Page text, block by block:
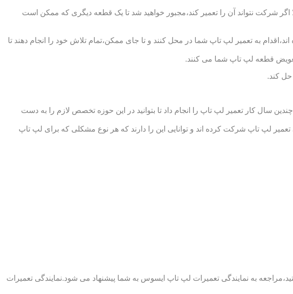
شرکت نتواند آن را تعمیر کند،مجبور خواهید شد تا یک قطعه دیگری که ممکن است
به تعمیر لپ تاپ شما در محل کنند و تا جای ممکن،تمام تلاش خود را انجام دهند تا
قطعه لپ تاپ شما می کنند.
حل کند.
کار تعمیر لپ تاپ را انجام داد تا بتوانید در این حوزه تخصص لازم را به دست
لپ تاپ شرکت کرده اند و توانایی این را دارند که هر نوع مشکلی که برای لپ تاپ
به نمایندگی تعمیرات لپ تاپ ایسوس به شما پیشنهاد می شود.نمایندگی تعمیرات